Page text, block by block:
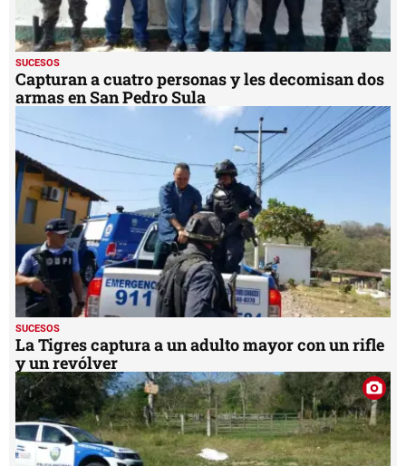
SUCESOS
Capturan a cuatro personas y les decomisan dos
armas en San Pedro Sula
SUCESOS
La Tigres captura a un adulto mayor con un rifle
y un revólver